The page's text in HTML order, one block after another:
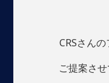
CRSさん
ご提案さ